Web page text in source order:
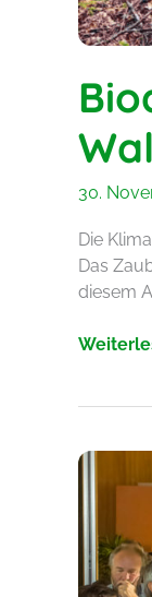
30.
Die
Das
diesem